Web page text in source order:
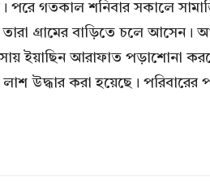
পরে গতকাল শনিবার সকালে
গ্রামের বাড়িতে চলে আসেন।
ইয়াছিন আরাফাত পড়াশোনা
লাশ উদ্ধার করা হয়েছে।